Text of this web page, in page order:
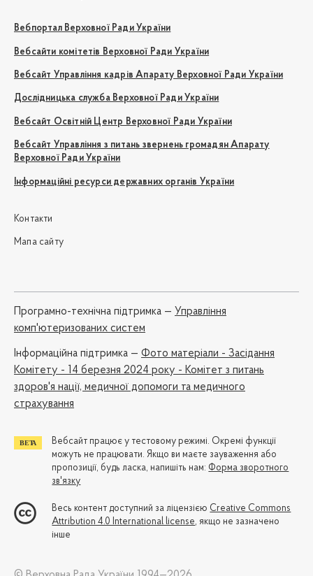
Вебпортал Верховної Ради України
Вебсайти комітетів Верховної Ради України
Вебсайт Управління кадрів Апарату Верховної Ради України
Дослідницька служба Верховної Ради України
Вебсайт Освітній Центр Верховної Ради України
Вебсайт Управління з питань звернень громадян Апарату
Верховної Ради України
Інформаційні ресурси державних органів України
Контакти
Мапа сайту
Програмно-технічна підтримка — Управління
комп'ютеризованих систем
Iнформаційна підтримка — Фото матеріали - Засідання
Комітету - 14 березня 2024 року - Комітет з питань
здоров'я нації, медичної допомоги та медичного
страхування
Вебсайт працює у тестовому режимі. Окремі функції
можуть не працювати. Якщо ви маєте зауваження або
пропозиції, будь ласка, напишіть нам: Форма зворотного
зв'язку
Весь контент доступний за ліцензією Creative Commons
Attribution 4.0 International license, якщо не зазначено
інше